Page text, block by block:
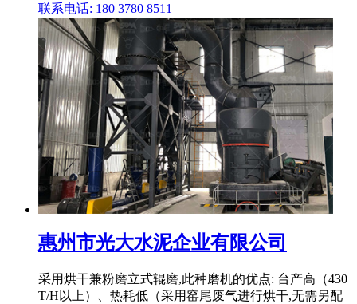
联系电话: 180 3780 8511
惠州市光大水泥企业有限公司
采用烘干兼粉磨立式辊磨,此种磨机的优点: 台产高（430
T/H以上）、热耗低（采用窑尾废气进行烘干,无需另配